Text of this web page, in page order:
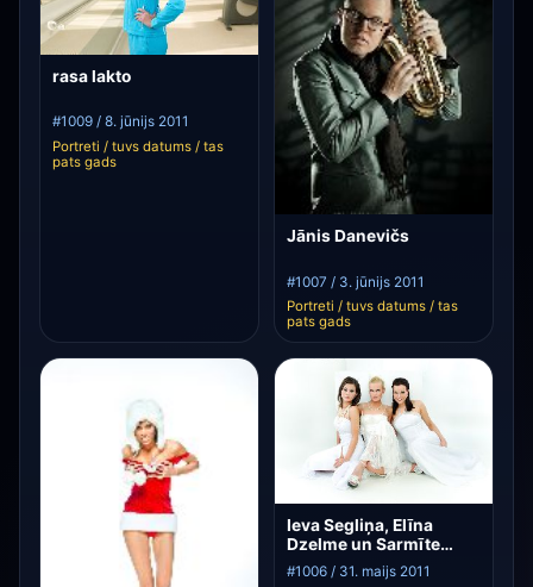
rasa lakto
#1009 / 8. jūnijs 2011
Portreti / tuvs datums / tas
pats gads
Jānis Danevičs
#1007 / 3. jūnijs 2011
Portreti / tuvs datums / tas
pats gads
Ieva Segliņa, Elīna
Dzelme un Sarmīte
Rubule
#1006 / 31. maijs 2011